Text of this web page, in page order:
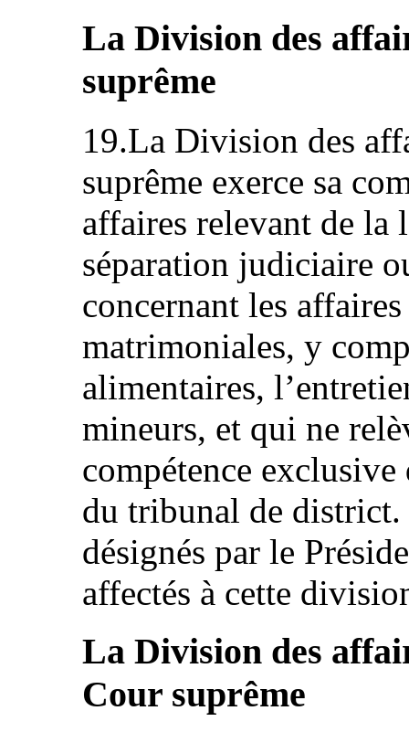
La Division des
suprême
19.La Division des
suprême exerce sa
affaires relevant de
séparation judiciaire
concernant les
matrimoniales, y
alimentaires,
mineurs, et qui ne
compétence
du tribunal de district.
désignés par le
affectés à cette
La Division des
Cour suprême